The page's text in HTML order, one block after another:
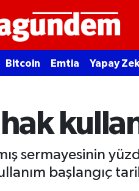
Bitcoin Emtia Yapay
sermayesinin
başlangıç